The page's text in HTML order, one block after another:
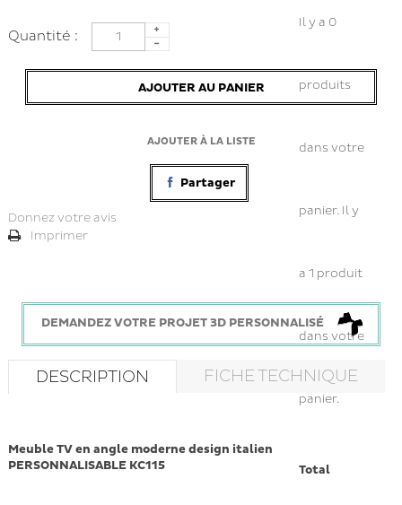
Il y a 0
produits
dans votre
panier. Il y
a 1 produit
dans votre
panier.
Total
Quantité :
AJOUTER AU PANIER
AJOUTER À LA LISTE
Partager
Donnez votre avis
Imprimer
DEMANDEZ VOTRE PROJET 3D PERSONNALISÉ
DESCRIPTION FICHE TECHNIQUE
Meuble TV en angle moderne design italien
PERSONNALISABLE KC115